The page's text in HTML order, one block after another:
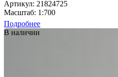
Артикул: 21824725
Масштаб: 1:700
Подробнее
В наличии